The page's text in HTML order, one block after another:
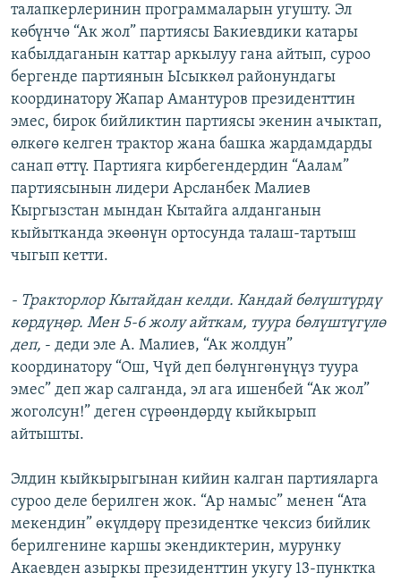
талапкерлеринин программаларын угушту. Эл
көбүнчө “Ак жол” партиясы Бакиевдики катары
кабылдаганын каттар аркылуу гана айтып, суроо
бергенде партиянын Ысыккөл районундагы
координатору Жапар Амантуров президенттин
эмес, бирок бийликтин партиясы экенин ачыктап,
өлкөгө келген трактор жана башка жардамдарды
санап өттү. Партияга кирбегендердин “Аалам”
партиясынын лидери Арсланбек Малиев
Кыргызстан мындан Кытайга алданганын
кыйытканда экөөнүн ортосунда талаш-тартыш
чыгып кетти.
- Тракторлор Кытайдан келди. Кандай бөлүштүрдү
көрдүңөр. Мен 5-6 жолу айткам, туура бөлүштүгүлө
деп, - деди эле А. Малиев, “Ак жолдун”
координатору “Ош, Чүй деп бөлүнгөнүңүз туура
эмес” деп жар салганда, эл ага ишенбей “Ак жол”
жоголсун!” деген сүрөөндөрдү кыйкырып
айтышты.
Элдин кыйкырыгынан кийин калган партияларга
суроо деле берилген жок. “Ар намыс” менен “Ата
мекендин” өкүлдөрү президентке чексиз бийлик
берилгенине каршы экендиктерин, мурунку
Акаевден азыркы президенттин укугу 13-пунктка